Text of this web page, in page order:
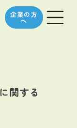
企業の方
へ
関する